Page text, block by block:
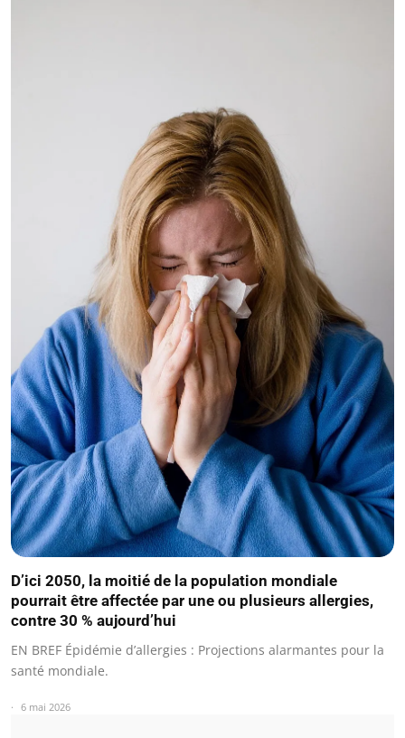
D’ici 2050, la moitié de la population mondiale
pourrait être affectée par une ou plusieurs allergies,
contre 30 % aujourd’hui
EN BREF Épidémie d’allergies : Projections alarmantes pour la
santé mondiale.
6 mai 2026